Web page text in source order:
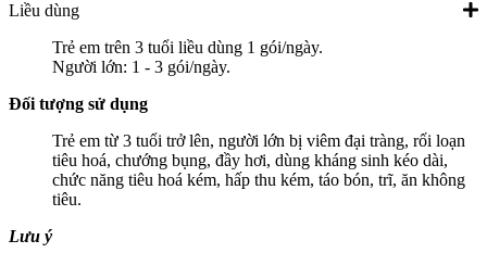
Liều dùng
Trẻ em trên 3 tuổi liều dùng 1 gói/ngày.
Người lớn: 1 - 3 gói/ngày.
Đối tượng sử dụng
Trẻ em từ 3 tuổi trở lên, người lớn bị viêm đại tràng, rối loạn
tiêu hoá, chướng bụng, đầy hơi, dùng kháng sinh kéo dài,
chức năng tiêu hoá kém, hấp thu kém, táo bón, trĩ, ăn không
tiêu.
Lưu ý